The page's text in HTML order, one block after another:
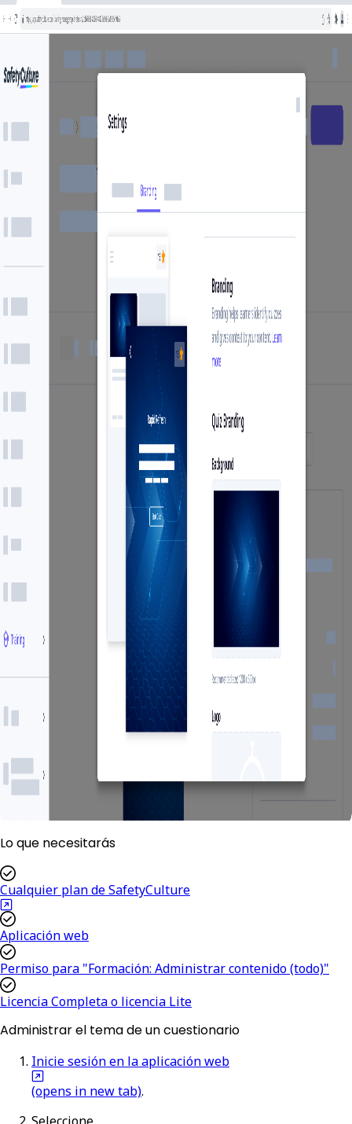
Lo que necesitarás
Cualquier plan de SafetyCulture
Aplicación web
Permiso para "Formación: Administrar contenido (todo)"
Licencia Completa o licencia Lite
Administrar el tema de un cuestionario
Inicie sesión en la aplicación web
(opens in new tab).